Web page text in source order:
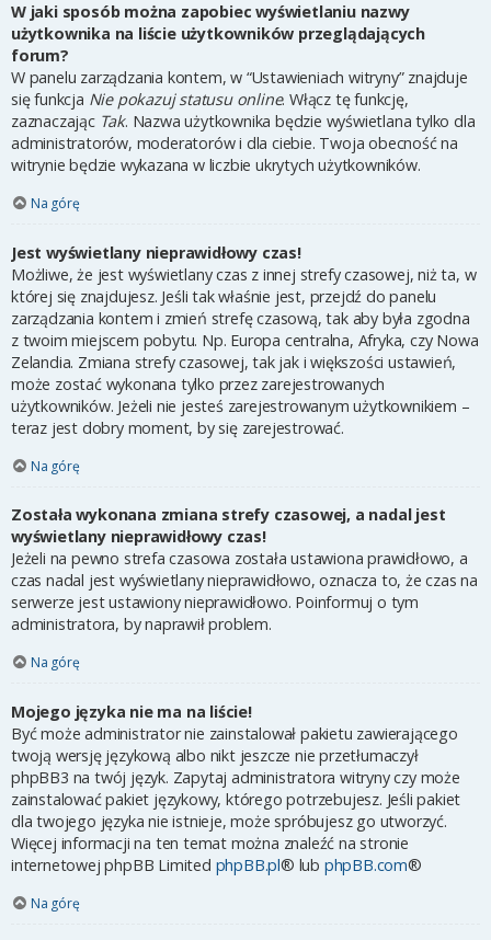
W jaki sposób można zapobiec wyświetlaniu nazwy
użytkownika na liście użytkowników przeglądających
forum?
W panelu zarządzania kontem, w “Ustawieniach witryny” znajduje
się funkcja Nie pokazuj statusu online. Włącz tę funkcję,
zaznaczając Tak. Nazwa użytkownika będzie wyświetlana tylko dla
administratorów, moderatorów i dla ciebie. Twoja obecność na
witrynie będzie wykazana w liczbie ukrytych użytkowników.
Na górę
Jest wyświetlany nieprawidłowy czas!
Możliwe, że jest wyświetlany czas z innej strefy czasowej, niż ta, w
której się znajdujesz. Jeśli tak właśnie jest, przejdź do panelu
zarządzania kontem i zmień strefę czasową, tak aby była zgodna
z twoim miejscem pobytu. Np. Europa centralna, Afryka, czy Nowa
Zelandia. Zmiana strefy czasowej, tak jak i większości ustawień,
może zostać wykonana tylko przez zarejestrowanych
użytkowników. Jeżeli nie jesteś zarejestrowanym użytkownikiem –
teraz jest dobry moment, by się zarejestrować.
Na górę
Została wykonana zmiana strefy czasowej, a nadal jest
wyświetlany nieprawidłowy czas!
Jeżeli na pewno strefa czasowa została ustawiona prawidłowo, a
czas nadal jest wyświetlany nieprawidłowo, oznacza to, że czas na
serwerze jest ustawiony nieprawidłowo. Poinformuj o tym
administratora, by naprawił problem.
Na górę
Mojego języka nie ma na liście!
Być może administrator nie zainstalował pakietu zawierającego
twoją wersję językową albo nikt jeszcze nie przetłumaczył
phpBB3 na twój język. Zapytaj administratora witryny czy może
zainstalować pakiet językowy, którego potrzebujesz. Jeśli pakiet
dla twojego języka nie istnieje, może spróbujesz go utworzyć.
Więcej informacji na ten temat można znaleźć na stronie
internetowej phpBB Limited phpBB.pl® lub phpBB.com®
Na górę